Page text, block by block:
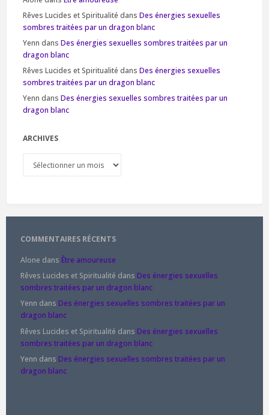
Rêves Lucides et Spiritualité dans Des énergies sexuelles
sombres traitées par un dragon blanc
Yenn dans Des énergies sexuelles sombres traitées par un
dragon blanc
Rêves Lucides et Spiritualité dans Des énergies sexuelles
sombres traitées par un dragon blanc
Yenn dans Des énergies sexuelles sombres traitées par un
dragon blanc
ARCHIVES
COMMENTAIRES RÉCENTS
Alone dans Être amoureuse
Rêves Lucides et Spiritualité dans Des énergies sexuelles
sombres traitées par un dragon blanc
Yenn dans Des énergies sexuelles sombres traitées par un
dragon blanc
Rêves Lucides et Spiritualité dans Des énergies sexuelles
sombres traitées par un dragon blanc
Yenn dans Des énergies sexuelles sombres traitées par un
dragon blanc